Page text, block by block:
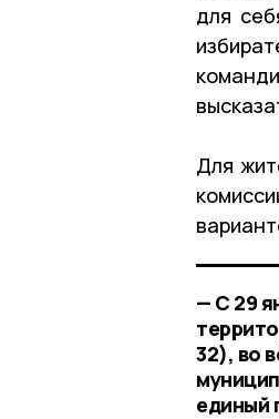
для
Для
— С 29
32), во
единый